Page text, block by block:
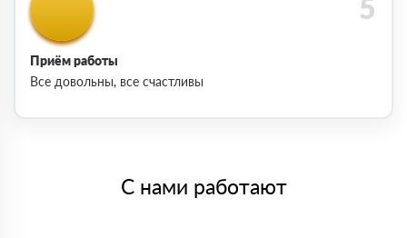
Приём работы
Все довольны, все счастливы
С нами работают